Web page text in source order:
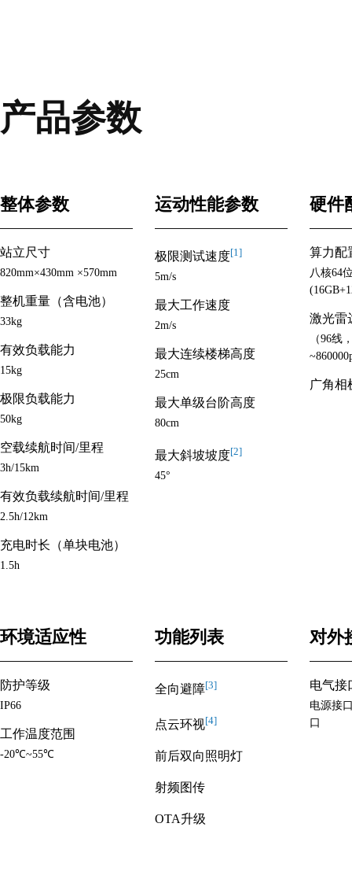
产品参数
整体参数
站立尺寸
820mm×430mm ×570mm
整机重量（含电池）
33kg
有效负载能力
15kg
极限负载能力
50kg
空载续航时间/里程
3h/15km
有效负载续航时间/里程
2.5h/12km
充电时长（单块电池）
1.5h
运动性能参数
极限测试速度[1]
5m/s
最大工作速度
2m/s
最大连续楼梯高度
25cm
最大单级台阶高度
80cm
最大斜坡坡度[2]
45°
硬件
算力配
八核64
激光雷
（96线
广角相
环境适应性
防护等级
IP66
工作温度范围
-20℃~55℃
功能列表
全向避障[3]
点云环视[4]
前后双向照明灯
射频图传
OTA升级
对外
电气接
电源接
口